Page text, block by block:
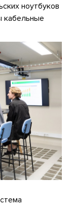
ноутбуков
кабельные